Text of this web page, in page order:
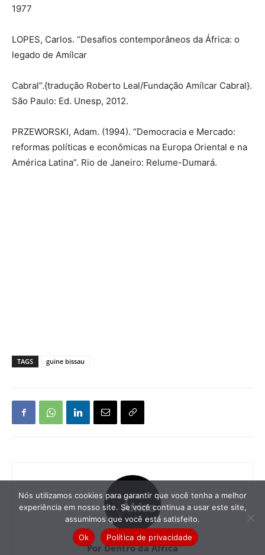
1977
LOPES, Carlos. “Desafios contemporâneos da África: o
legado de Amílcar
Cabral”.{tradução Roberto Leal/Fundação Amílcar Cabral}.
São Paulo: Ed. Unesp, 2012.
PRZEWORSKI, Adam. (1994). “Democracia e Mercado:
reformas políticas e econômicas na Europa Oriental e na
América Latina”. Rio de Janeiro: Relume-Dumará.
TAGS guine bissau
Por Dentro da África
Nós utilizamos cookies para garantir que você tenha a melhor
experiência em nosso site. Se você continua a usar este site,
assumimos que você está satisfeito.
Ok
Política de privacidade